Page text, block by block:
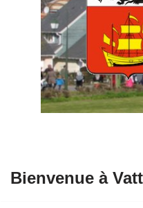
Bienvenue à